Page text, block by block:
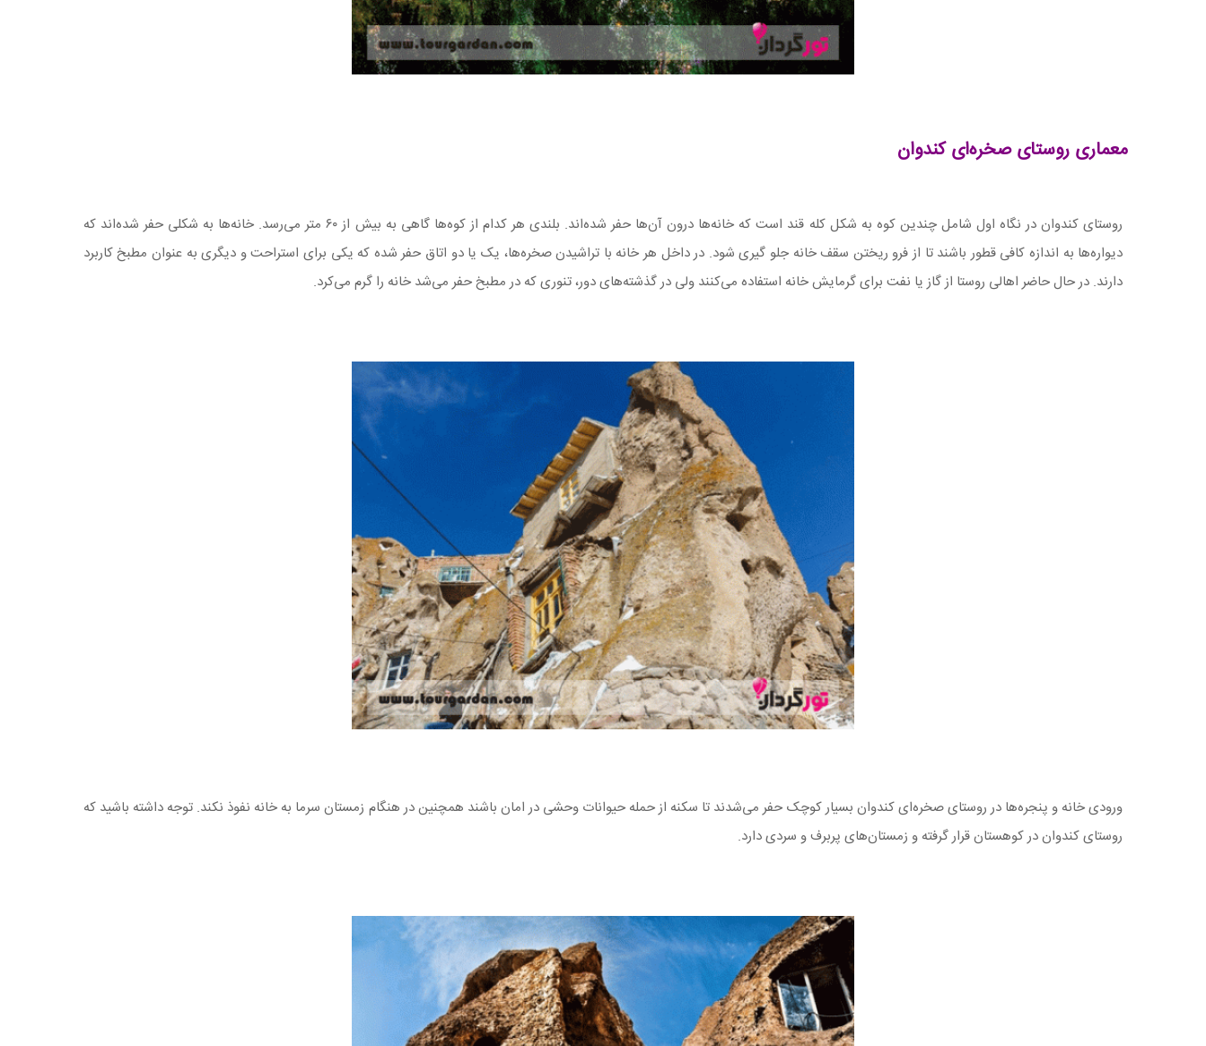
معماری روستای صخره‌ای کندوان
روستای کندوان در نگاه اول شامل چندین کوه به شکل کله قند است که خانه‌ها درون آن‌ها حفر شده‌اند. بلندی هر کدام از کوه‌ها گاهی به بیش از ۶۰ متر می‌رسد. خانه‌ها به شکلی حفر شده‌اند که
دیواره‌ها به اندازه کافی قطور باشند تا از فرو ریختن سقف خانه جلو گیری شود. در داخل هر خانه با تراشیدن صخره‌ها، یک یا دو اتاق حفر شده که یکی برای استراحت و دیگری به عنوان مطبخ کاربرد
دارند. در حال حاضر اهالی روستا از گاز یا نفت برای گرمایش خانه استفاده می‌کنند ولی در گذشته‌های دور، تنوری که در مطبخ حفر می‌شد خانه را گرم می‌کرد.
ورودی خانه و پنجره‌ها در روستای صخره‌ای کندوان بسیار کوچک حفر می‌شدند تا سکنه از حمله حیوانات وحشی در امان باشند همچنین در هنگام زمستان سرما به خانه نفوذ نکند. توجه داشته باشید که
روستای کندوان در کوهستان قرار گرفته و زمستان‌های پربرف و سردی دارد.